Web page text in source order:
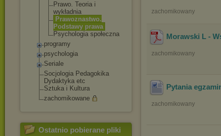
Prawo. Teoria i
wykładnia
Prawoznastwo.
Podstawy prawa
Psychologia społeczna
programy
psychologia
Seriale
Socjologia Pedagokika
Dydaktyka etc
Sztuka i Kultura
zachomikowane
Ostatnio pobierane pliki
zachomikowany
Morawski L -
zachomikowany
Pytania
zachomikowany